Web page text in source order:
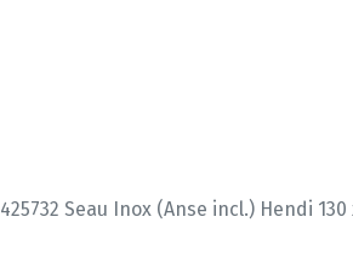
425732 Seau Inox (Anse incl.) Hendi 130